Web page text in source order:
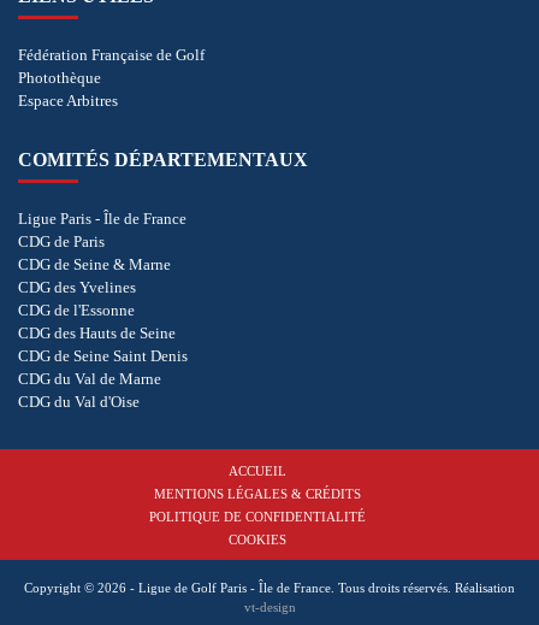
Fédération Française de Golf
Photothèque
Espace Arbitres
COMITÉS DÉPARTEMENTAUX
Ligue Paris - Île de France
CDG de Paris
CDG de Seine & Marne
CDG des Yvelines
CDG de l'Essonne
CDG des Hauts de Seine
CDG de Seine Saint Denis
CDG du Val de Marne
CDG du Val d'Oise
ACCUEIL
MENTIONS LÉGALES & CRÉDITS
POLITIQUE DE CONFIDENTIALITÉ
COOKIES
Copyright © 2026 - Ligue de Golf Paris - Île de France. Tous droits réservés. Réalisation
vt-design